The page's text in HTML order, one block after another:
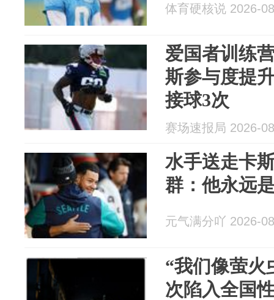
体育硬核说 2026-
爱国者训练
斯参与度提
接球3次
赛场速报局 2026-
水手送走卡
群：他永远
元气满分吖 2026-
“我们像萤火
次陷入全国